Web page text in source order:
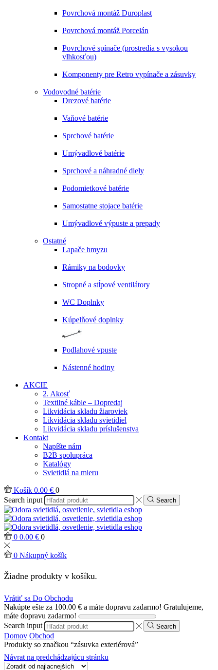
Povrchová montáž Duroplast
Povrchová montáž Porcelán
Povrchové spínače (prostredia s vysokou
vlhkosťou)
Komponenty pre Retro vypínače a zásuvky
Vodovodné batérie
Drezové batérie
Vaňové batérie
Sprchové batérie
Umývadlové batérie
Sprchové a náhradné diely
Podomietkové batérie
Samostatne stojace batérie
Umývadlové výpuste a prepady
Ostatné
Lapače hmyzu
Rámiky na bodovky
Stropné a stĺpové ventilátory
WC Doplnky
Kúpelňové doplnky
Podlahové vpuste
Nástenné hodiny
AKCIE
2. Akosť
Textilné káble – Dopredaj
Likvidácia skladu žiaroviek
Likvidácia skladu svietidiel
Likvidácia skladu príslušenstva
Kontakt
Napíšte nám
B2B spolupráca
Katalógy
Svietidlá na mieru
Košík 0.00 € 0
Search input
Search
0 0.00 € 0
0 Nákupný košík
Žiadne produkty v košíku.
Vrátiť sa Do Obchodu
Nakúpte ešte za 100.00 € a máte dopravu zadarmo! Gratulujeme,
máte dopravu zadarmo!
Search input
Search
Domov Obchod
Produkty so značkou “zásuvka exteriérová”
Návrat na predchádzajúcu stránku